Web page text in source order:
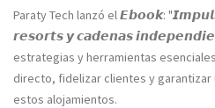
Paraty Tech lanzó el 𝙀𝙗𝙤𝙤𝙠:
𝙧𝙚𝙨𝙤𝙧𝙩𝙨 𝙮 𝙘𝙖𝙙𝙚𝙣𝙖𝙨
estrategias y herramientas
directo, fidelizar clientes y garantizar
estos alojamientos.